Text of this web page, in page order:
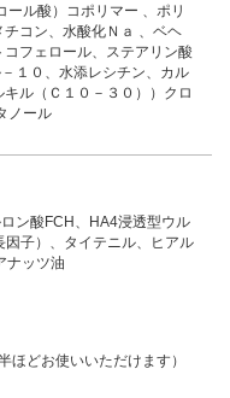
ール酸）コポリマー 、ポリ
コン、水酸化Ｎａ 、ベヘ
フェロール、ステアリン酸
１０、水添レシチン、カル
ル（Ｃ１０－３０））クロ
ノール
ン酸FCH、HA4浸透型ウル
因子）、タイテニル、ヒアル
ナッツ油
どお使いいただけます）